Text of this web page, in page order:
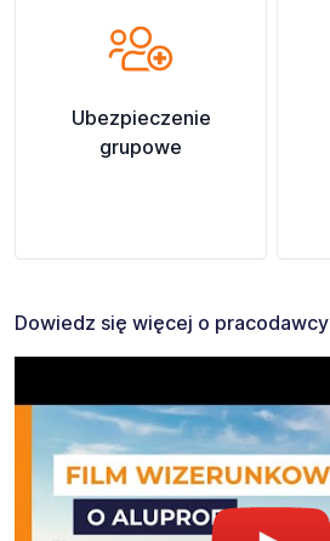
Ubezpieczenie
grupowe
Dowiedz się więcej o pracodawcy